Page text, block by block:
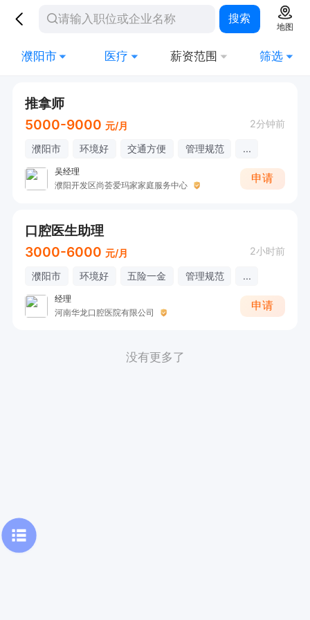
搜索
地图
濮阳市 医疗 薪资范围 筛选
推拿师
5000-9000 元/月 2分钟前
濮阳市 环境好 交通方便 管理规范 ...
吴经理
濮阳开发区尚荟爱玛家家庭服务中心
申请
口腔医生助理
3000-6000 元/月 2小时前
濮阳市 环境好 五险一金 管理规范 ...
经理
河南华龙口腔医院有限公司
申请
没有更多了